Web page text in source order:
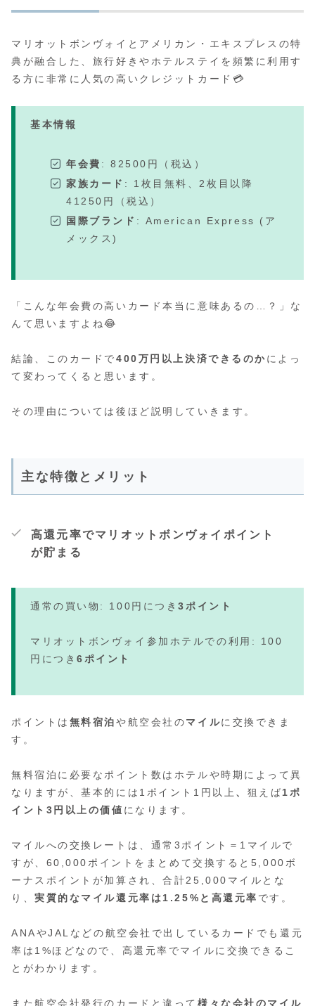
マリオットボンヴォイとアメリカン・エキスプレスの特
典が融合した、旅行好きやホテルステイを頻繁に利用す
る方に非常に人気の高いクレジットカード💳
基本情報
年会費 : 82500円（税込）
家族カード : 1枚目無料、2枚目以降
41250円（税込）
国際ブランド : American Express (ア
メックス)
「こんな年会費の高いカード本当に意味あるの…？」な
んて思いますよね😂
結論、このカードで400万円以上決済できるのかによっ
て変わってくると思います。
その理由については後ほど説明していきます。
主な特徴とメリット
高還元率でマリオットボンヴォイポイント
が貯まる
通常の買い物: 100円につき3ポイント
マリオットボンヴォイ参加ホテルでの利用: 100
円につき6ポイント
ポイントは 無料宿泊や航空会社のマイルに交換できま
す。
無料宿泊に必要なポイント数はホテルや時期によって異
なりますが、基本的には1ポイント1円以上 、 狙えば1ポ
イント3円以上の価値 になります。
マイルへの交換レートは、通常3ポイント＝1マイルで
すが、60,000ポイントをまとめて交換すると5,000ボ
ーナスポイントが加算され、合計25,000マイルとな
り、実質的なマイル還元率は1.25%と高還元率 です。
ANAやJALなどの航空会社で出しているカードでも還元
率は1%ほどなので、高還元率でマイルに交換できるこ
とがわかります。
また航空会社発行のカードと違って 様々な会社のマイル